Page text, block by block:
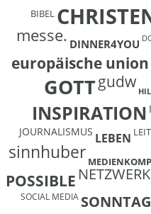
BIBEL
messe. DINNER4YOU
europäische union
GOTTgudw
INSPIRATION
JOURNALISMUS LEBEN
sinnhuber
POSSIBLE
SOCIAL MEDIA